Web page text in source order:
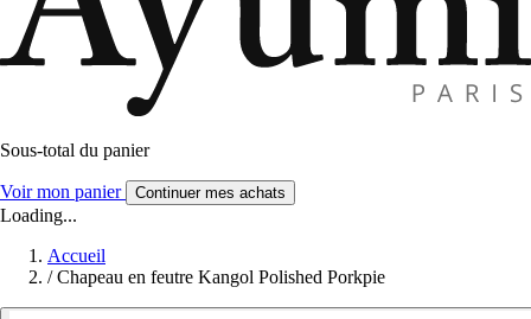
Sous-total du panier
Voir mon panier Continuer mes achats
Loading...
Accueil
/ Chapeau en feutre Kangol Polished Porkpie